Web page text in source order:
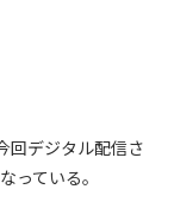
回デジタル配信さ
っている。